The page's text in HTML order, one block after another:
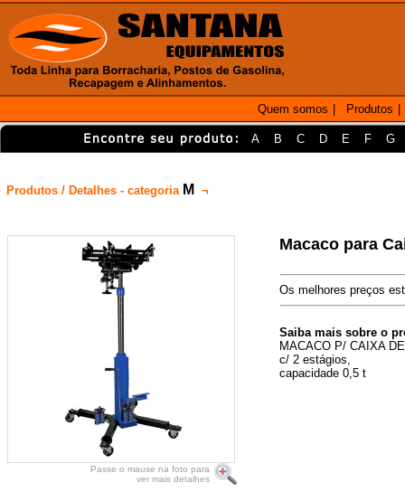
Quem somos Produtos
A B C D E F G
Produtos / Detalhes - categoria M ¬
Passe o mause na foto para
ver mais detalhes
Macaco para
Os melhores preços
Saiba mais sobre o
MACACO P/ CAIXA
c/ 2 estágios,
capacidade 0,5 t